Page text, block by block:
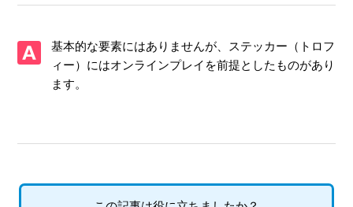
ら見られるのか
【PS3/ソニック＆オールスターレーシング
TRANSFORMED(トランスフォームド)】トロフィー機能には
対応しているのか
【PS3/ソニック＆オールスターレーシング
TRANSFORMED(トランスフォームド)】海外のプレイヤーと
基本的な要素にはありませんが、ステッカー（トロフ
ィー）にはオンラインプレイを前提としたものがあり
ます。